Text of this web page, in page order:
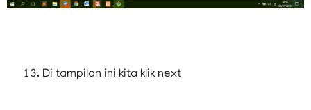
Di tampilan ini kita klik next